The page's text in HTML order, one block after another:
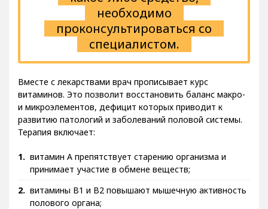
необходимо
проконсультироваться со
специалистом.
Вместе с лекарствами врач прописывает курс
витаминов. Это позволит восстановить баланс макро-
и микроэлементов, дефицит которых приводит к
развитию патологий и заболеваний половой системы.
Терапия включает:
витамин А препятствует старению организма и
принимает участие в обмене веществ;
витамины В1 и В2 повышают мышечную активность
полового органа;